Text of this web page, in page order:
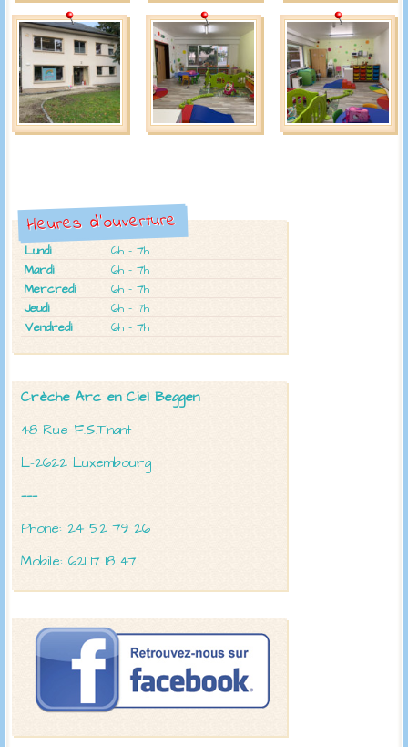
Heures d'ouverture
Lundi
6h - 7h
Mardi
6h - 7h
Mercredi
6h - 7h
Jeudi
6h - 7h
Vendredi
6h - 7h
Crèche Arc en Ciel Beggen
48 Rue F.S.Tinant
L-2622 Luxembourg
———
Phone: 24 52 79 26
Mobile: 621 17 18 47